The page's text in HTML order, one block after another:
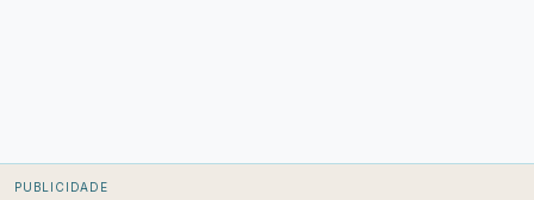
PUBLICIDADE